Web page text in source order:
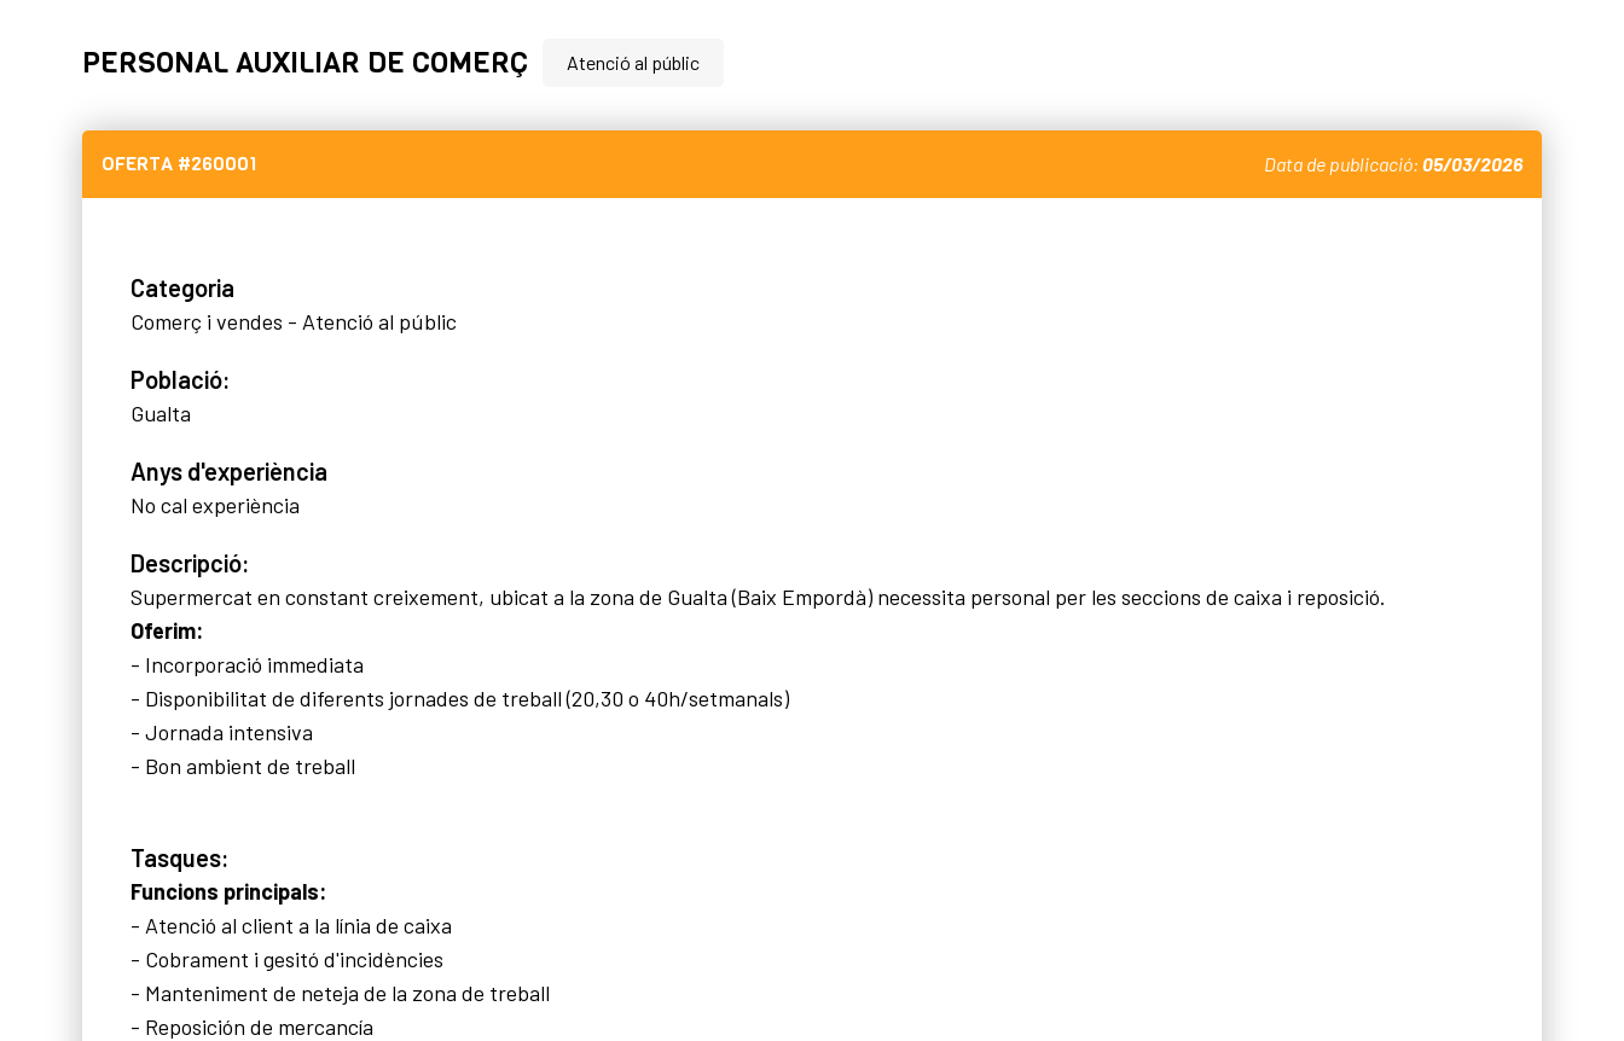
PERSONAL AUXILIAR DE COMERÇ Atenció al públic
OFERTA #260001 Data de publicació: 05/03/2026
Categoria
Comerç i vendes - Atenció al públic
Població:
Gualta
Anys d'experiència
No cal experiència
Descripció:
Supermercat en constant creixement, ubicat a la zona de Gualta (Baix Empordà) necessita personal per les seccions de caixa i reposició.
Oferim:
- Incorporació immediata
- Disponibilitat de diferents jornades de treball (20,30 o 40h/setmanals)
- Jornada intensiva
- Bon ambient de treball
Tasques:
Funcions principals:
- Atenció al client a la línia de caixa
- Cobrament i gesitó d'incidències
- Manteniment de neteja de la zona de treball
- Reposición de mercancía
Arrelem - Xarxa Agroalimentària del Baix Empordà